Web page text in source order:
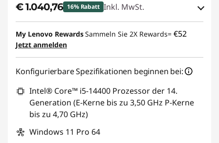
€ 1.040,76 16% Rabatt Inkl. MwSt.
eCoupon-Rabatt :-€ 198,24
eCoupon :THINKDEAL
My Lenovo RewardsSammeln Sie 2X Rewards= €52
Jetzt anmelden
Konfigurierbare Spezifikationen beginnen bei:
Intel® Core™ i5-14400 Prozessor der 14.
Generation (E-Kerne bis zu 3,50 GHz P-Kerne
bis zu 4,70 GHz)
Windows 11 Pro 64